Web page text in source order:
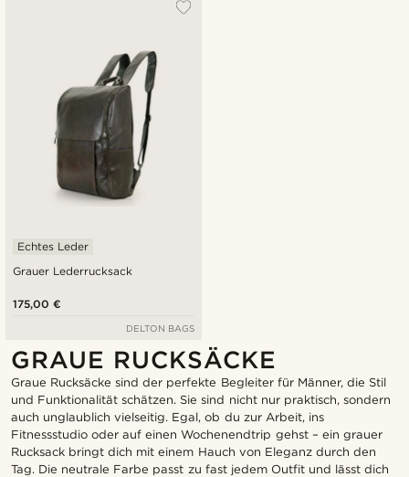
Grauer Lederrucksack
Echtes Leder
175,00 €
DELTON BAGS
GRAUE RUCKSÄCKE
Graue Rucksäcke sind der perfekte Begleiter für Männer, die Stil
und Funktionalität schätzen. Sie sind nicht nur praktisch, sondern
auch unglaublich vielseitig. Egal, ob du zur Arbeit, ins
Fitnessstudio oder auf einen Wochenendtrip gehst – ein grauer
Rucksack bringt dich mit einem Hauch von Eleganz durch den
Tag. Die neutrale Farbe passt zu fast jedem Outfit und lässt dich